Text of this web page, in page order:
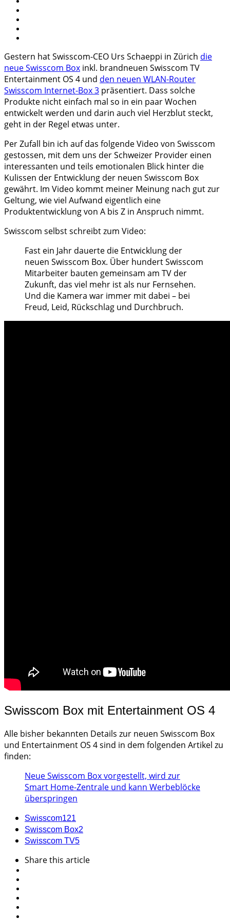
Gestern hat Swisscom-CEO Urs Schaeppi in Zürich die
neue Swisscom Box inkl. brandneuen Swisscom TV
Entertainment OS 4 und den neuen WLAN-Router
Swisscom Internet-Box 3 präsentiert. Dass solche
Produkte nicht einfach mal so in ein paar Wochen
entwickelt werden und darin auch viel Herzblut steckt,
geht in der Regel etwas unter.
Per Zufall bin ich auf das folgende Video von Swisscom
gestossen, mit dem uns der Schweizer Provider einen
interessanten und teils emotionalen Blick hinter die
Kulissen der Entwicklung der neuen Swisscom Box
gewährt. Im Video kommt meiner Meinung nach gut zur
Geltung, wie viel Aufwand eigentlich eine
Produktentwicklung von A bis Z in Anspruch nimmt.
Swisscom selbst schreibt zum Video:
Fast ein Jahr dauerte die Entwicklung der
neuen Swisscom Box. Über hundert Swisscom
Mitarbeiter bauten gemeinsam am TV der
Zukunft, das viel mehr ist als nur Fernsehen.
Und die Kamera war immer mit dabei – bei
Freud, Leid, Rückschlag und Durchbruch.
Swisscom Box mit Entertainment OS 4
Alle bisher bekannten Details zur neuen Swisscom Box
und Entertainment OS 4 sind in dem folgenden Artikel zu
finden:
Neue Swisscom Box vorgestellt, wird zur
Smart Home-Zentrale und kann Werbeblöcke
überspringen
Swisscom121
Swisscom Box2
Swisscom TV5
Sharethis article